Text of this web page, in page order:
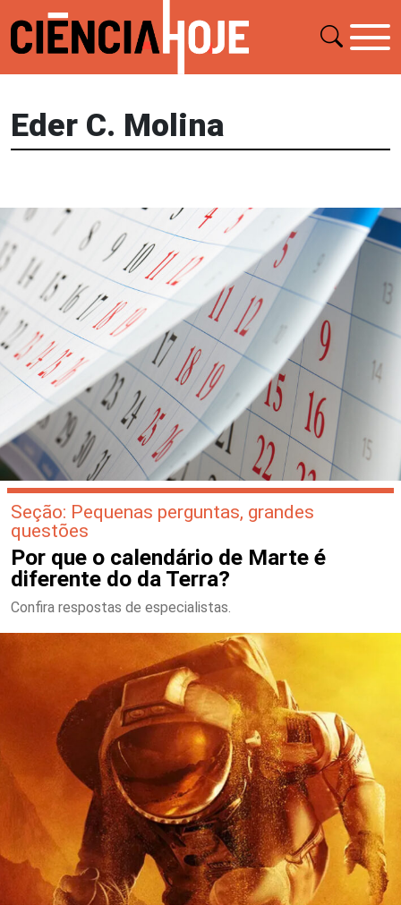
Eder C. Molina
Seção: Pequenas perguntas, grandes
questões
Por que o calendário de Marte é
diferente do da Terra?
Confira respostas de especialistas.